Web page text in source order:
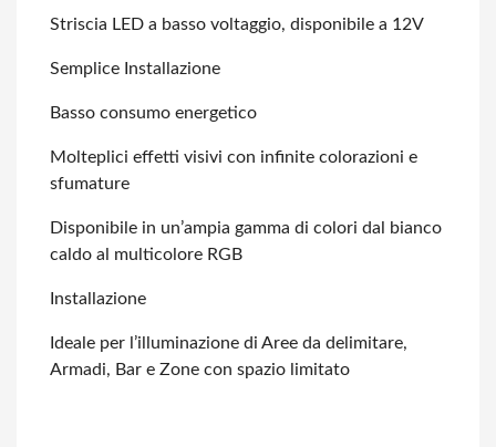
Striscia LED a basso voltaggio, disponibile a 12V
Semplice Installazione
Basso consumo energetico
Molteplici effetti visivi con infinite colorazioni e
sfumature
Disponibile in un’ampia gamma di colori dal bianco
caldo al multicolore RGB
Installazione
Ideale per l’illuminazione di Aree da delimitare,
Armadi, Bar e Zone con spazio limitato